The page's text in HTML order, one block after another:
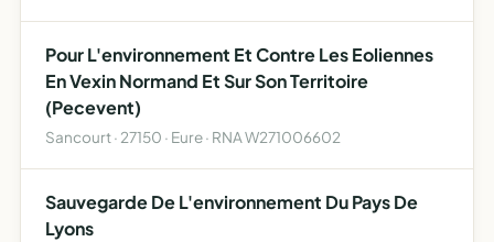
Pour L'environnement Et Contre Les Eoliennes
En Vexin Normand Et Sur Son Territoire
(Pecevent)
Sancourt · 27150 · Eure · RNA W271006602
Sauvegarde De L'environnement Du Pays De
Lyons